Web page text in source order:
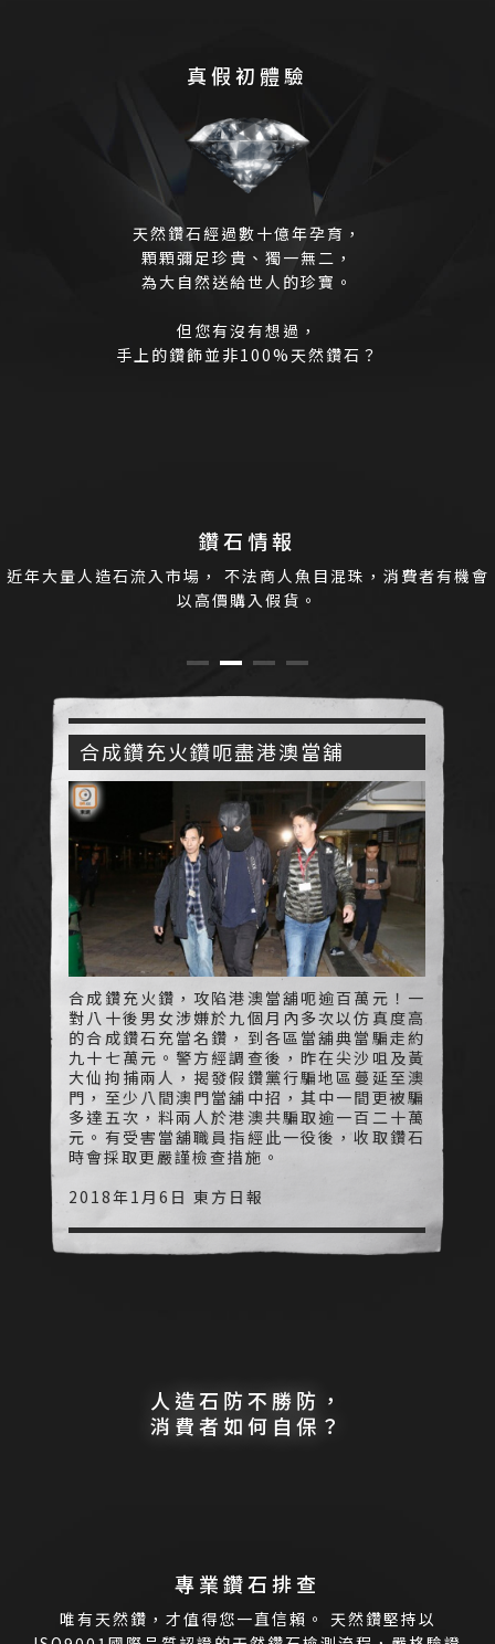
真假初體驗
天然鑽石經過數十億年孕育，
顆顆彌足珍貴、獨一無二，
為大自然送給世人的珍寶。
但您有沒有想過，
手上的鑽飾並非100%天然鑽石？
鑽石情報
近年大量人造石流入市場， 不法商人魚目混珠，消費者有機會
以高價購入假貨。
合成鑽充火鑽呃盡港澳當舖
合成鑽充火鑽，攻陷港澳當舖呃逾百萬元！一
對八十後男女涉嫌於九個月內多次以仿真度高
的合成鑽石充當名鑽，到各區當舖典當騙走約
九十七萬元。警方經調查後，昨在尖沙咀及黃
大仙拘捕兩人，揭發假鑽黨行騙地區蔓延至澳
門，至少八間澳門當舖中招，其中一間更被騙
多達五次，料兩人於港澳共騙取逾一百二十萬
元。有受害當舖職員指經此一役後，收取鑽石
時會採取更嚴謹檢查措施。
2018年1月6日 東方日報
高仿合成鑽扮真貨 價值僅十分一
情侶被捕
「假鑽黨」攻陷港澳當舖。一對情侶檔騙徒在
過去兩年多次以仿真度極高的廉價合成鑽石冒
充真鑽石，前往港、澳多間當舖「典當」。結
果在十多間當舖騙得百多萬元，警方追查後前
晚在九龍區拘捕該對騙徒情侶，並起獲大叠當
票、銀行卡等，正追緝有否同黨在逃。
人造石防不勝防，
消費者如何自保？
專業鑽石排查
唯有天然鑽，才值得您一直信賴。 天然鑽堅持以